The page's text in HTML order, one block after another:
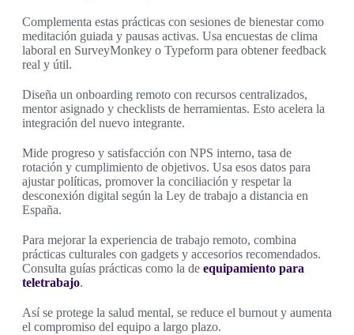
Complementa estas prácticas con sesiones de bienestar como
meditación guiada y pausas activas. Usa encuestas de clima
laboral en SurveyMonkey o Typeform para obtener feedback
real y útil.
Diseña un onboarding remoto con recursos centralizados,
mentor asignado y checklists de herramientas. Esto acelera la
integración del nuevo integrante.
Mide progreso y satisfacción con NPS interno, tasa de
rotación y cumplimiento de objetivos. Usa esos datos para
ajustar políticas, promover la conciliación y respetar la
desconexión digital según la Ley de trabajo a distancia en
España.
Para mejorar la experiencia de trabajo remoto, combina
prácticas culturales con gadgets y accesorios recomendados.
Consulta guías prácticas como la de equipamiento para
teletrabajo.
Así se protege la salud mental, se reduce el burnout y aumenta
el compromiso del equipo a largo plazo.